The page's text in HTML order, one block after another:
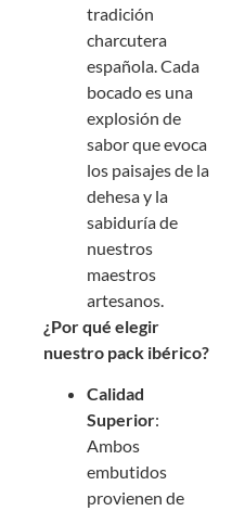
tradición
charcutera
española. Cada
bocado es una
explosión de
sabor que evoca
los paisajes de la
dehesa y la
sabiduría de
nuestros
maestros
artesanos.
¿Por qué elegir
nuestro pack ibérico?
Calidad
Superior:
Ambos
embutidos
provienen de